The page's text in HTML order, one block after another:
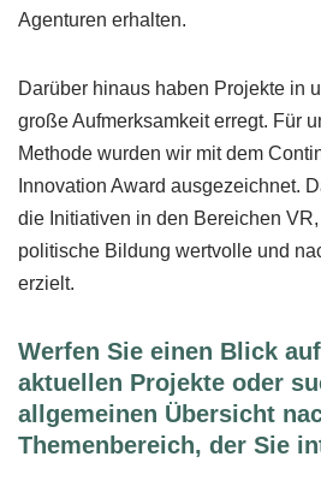
Agenturen erhalten.
Darüber hinaus haben Projekte in
große Aufmerksamkeit erregt. Für
Methode wurden wir mit dem
Innovation Award ausgezeichnet.
die Initiativen in den Bereichen
politische Bildung wertvolle und
erzielt.
Werfen Sie einen Blick
aktuellen Projekte oder
allgemeinen Übersicht
Themenbereich, der Sie